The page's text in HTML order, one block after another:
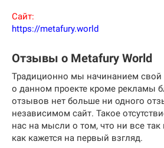
Сайт:
https://metafury.world
Отзывы о Metafury World
Традиционно мы начинанием свой
о данном проекте кроме рекламы
отзывов нет больше ни одного
независимом сайт. Такое
нас на мысли о том, что ни все так
как кажется на первый взгляд.